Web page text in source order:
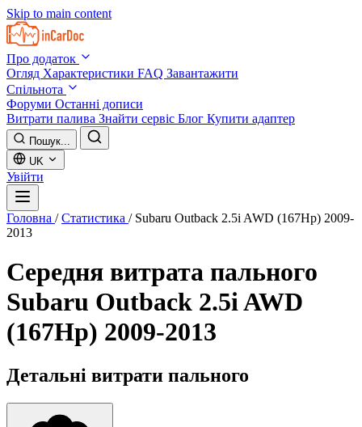
Skip to main content
Про додаток
Огляд Характеристики FAQ Завантажити
Спільнота
Форуми Останні дописи
Витрати палива Знайти сервіс Блог Купити адаптер
Пошук...
UK
Увійти
Головна / Статистика / Subaru Outback 2.5i AWD (167Hp) 2009-
2013
Середня витрата пального
Subaru Outback 2.5i AWD
(167Hp) 2009-2013
Детальні витрати пального